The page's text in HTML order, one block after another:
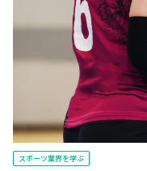
スポーツ業界を学ぶ